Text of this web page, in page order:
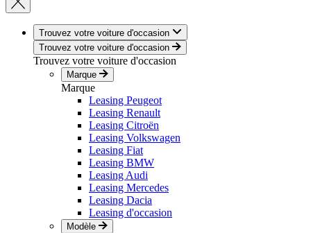
Trouvez votre voiture d'occasion
Trouvez votre voiture d'occasion
Trouvez votre voiture d'occasion
Marque
Marque
Leasing Peugeot
Leasing Renault
Leasing Citroën
Leasing Volkswagen
Leasing Fiat
Leasing BMW
Leasing Audi
Leasing Mercedes
Leasing Dacia
Leasing d'occasion
Modèle